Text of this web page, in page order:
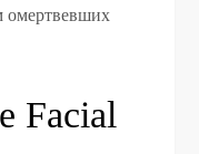
омертвевших
Facial